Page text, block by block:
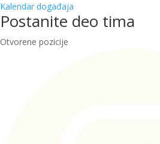
Kalendar događaja
Postanite deo tima
Otvorene pozicije